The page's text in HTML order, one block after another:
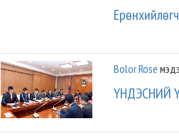
Bolor Rose
ҮНДЭСНИЙ